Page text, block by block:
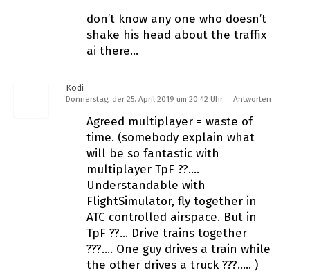
don’t know any one who doesn’t
shake his head about the traffix
ai there…
Kodi
Donnerstag, der 25. April 2019 um 20:42 Uhr Antworten
Agreed multiplayer = waste of
time. (somebody explain what
will be so fantastic with
multiplayer TpF ??….
Understandable with
FlightSimulator, fly together in
ATC controlled airspace. But in
TpF ??… Drive trains together
???…. One guy drives a train while
the other drives a truck ???….. )